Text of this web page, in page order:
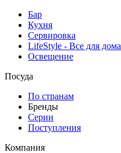
Бар
Кухня
Сервировка
LifeStyle - Все для дома
Освещение
Посуда
По странам
Бренды
Серии
Поступления
Компания